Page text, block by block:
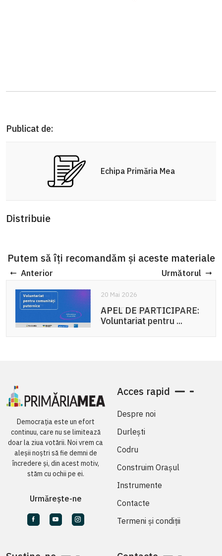
Publicat de:
Echipa Primăria Mea
Distribuie
Putem să îți recomandăm și aceste materiale
Anterior Următorul
20 Mai 2026
APEL DE PARTICIPARE:
Voluntariat pentru ...
Democrația este un efort
continuu, care nu se limitează
doar la ziua votării. Noi vrem ca
aleșii noștri să fie demni de
încredere și, din acest motiv,
stăm cu ochii pe ei.
Urmărește-ne
Acces rapid
Despre noi
Durlești
Codru
Construim Orașul
Instrumente
Contacte
Termeni și condiții